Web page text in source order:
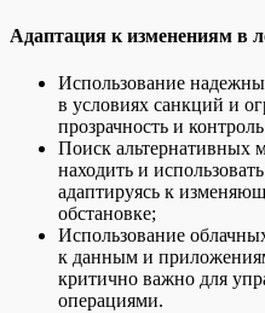
Адаптация к изменениям в
Использование
в условиях санкций и
прозрачность и
Поиск альтернативных
находить и
адаптируясь к
обстановке;
Использование
к данным и
критично важно для
операциями.